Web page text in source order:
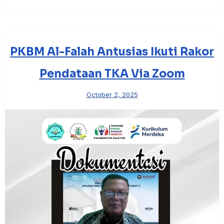
PKBM Al-Falah Antusias Ikuti Rakor
Pendataan TKA Via Zoom
October 2, 2025